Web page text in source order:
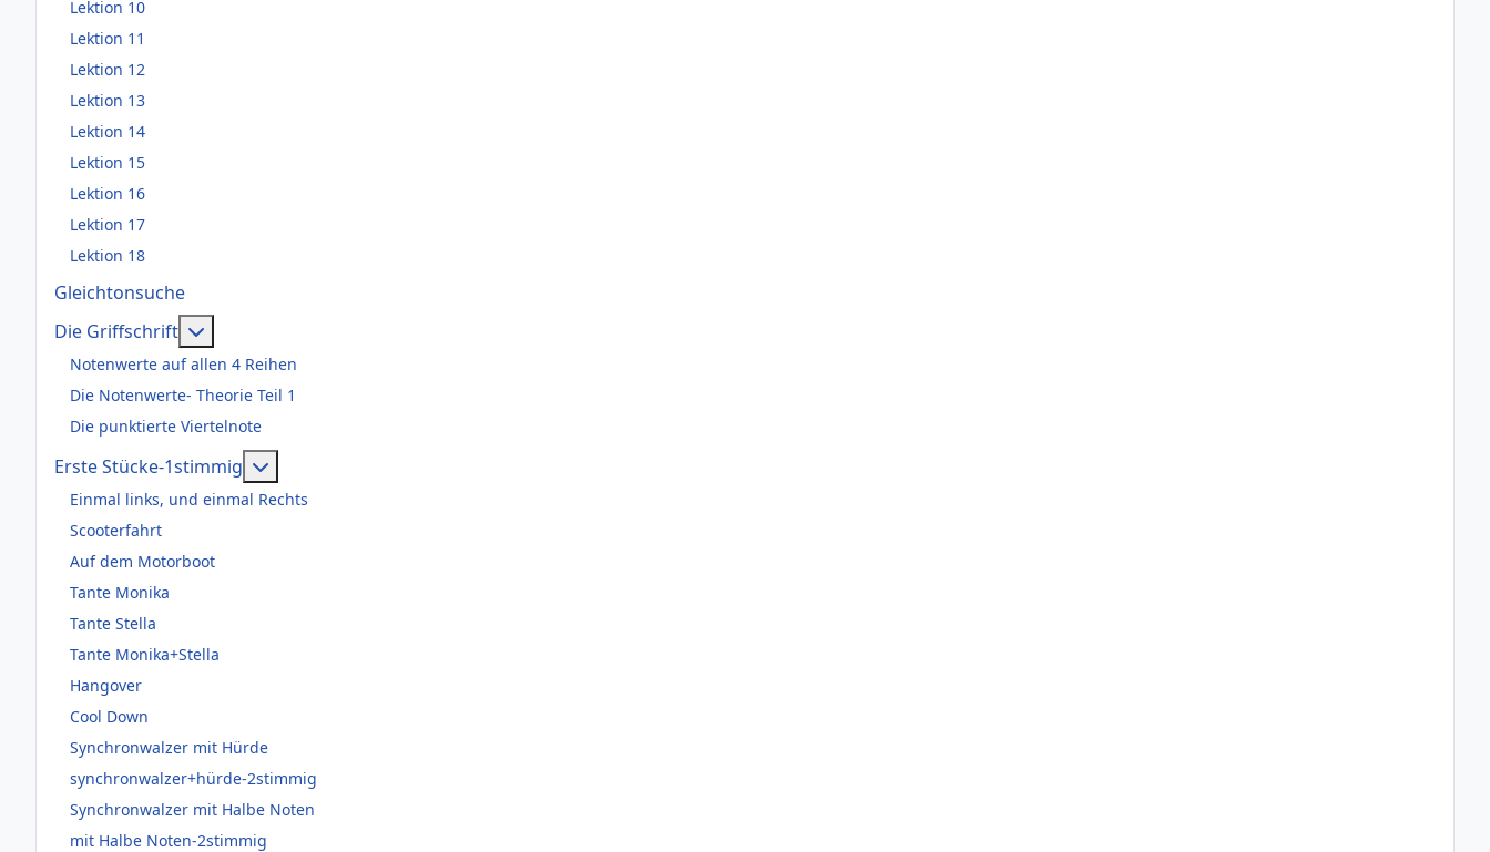
Lektion 10
Lektion 11
Lektion 12
Lektion 13
Lektion 14
Lektion 15
Lektion 16
Lektion 17
Lektion 18
Gleichtonsuche
Die Griffschrift
Notenwerte auf allen 4 Reihen
Die Notenwerte- Theorie Teil 1
Die punktierte Viertelnote
Erste Stücke-1stimmig
Einmal links, und einmal Rechts
Scooterfahrt
Auf dem Motorboot
Tante Monika
Tante Stella
Tante Monika+Stella
Hangover
Cool Down
Synchronwalzer mit Hürde
synchronwalzer+hürde-2stimmig
Synchronwalzer mit Halbe Noten
mit Halbe Noten-2stimmig